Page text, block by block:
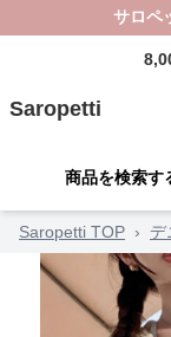
サロペ
Saropetti
商品を検索す
Saropetti TOP › デ